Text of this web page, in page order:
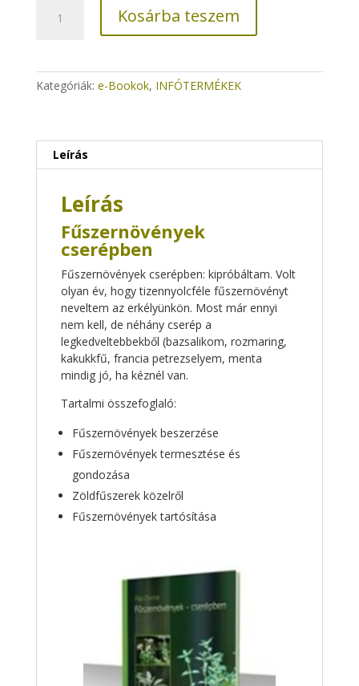
cserépben
Kosárba teszem
Kategóriák: e-Bookok, INFÓTERMÉKEK
Leírás
Leírás
Fűszernövények
cserépben
Fűszernövények cserépben: kipróbáltam. Volt
olyan év, hogy tizennyolcféle fűszernövényt
neveltem az erkélyünkön. Most már ennyi
nem kell, de néhány cserép a
legkedveltebbekből (bazsalikom, rozmaring,
kakukkfű, francia petrezselyem, menta
mindig jó, ha kéznél van.
Tartalmi összefoglaló:
Fűszernövények beszerzése
Fűszernövények termesztése és
gondozása
Zöldfűszerek közelről
Fűszernövények tartósítása